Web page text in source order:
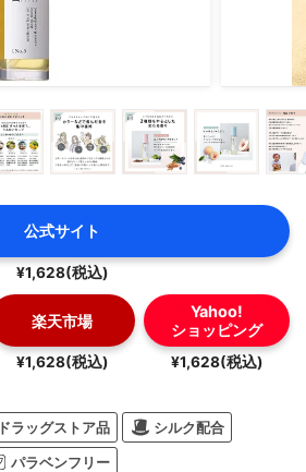
公式サイト
¥1,628(税込)
楽天市場
¥1,628(税込)
Yahoo!
ショッピング
¥1,628(税込)
ドラッグストア品 シルク配合
パラベンフリー